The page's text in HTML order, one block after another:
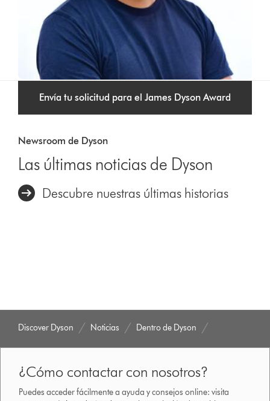
Envía tu solicitud para el James Dyson Award
Newsroom de Dyson
Las últimas noticias de Dyson
Descubre nuestras últimas historias
Discover Dyson Noticias Dentro de Dyson
¿Cómo contactar con nosotros?
Puedes acceder fácilmente a ayuda y consejos online: visita